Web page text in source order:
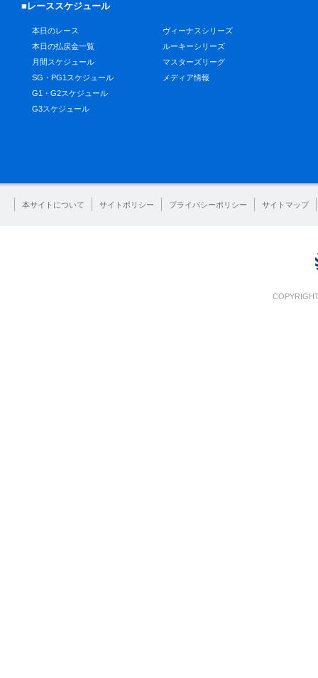
■レーススケジュール
本日のレース
本日の払戻金一覧
月間スケジュール
SG・PG1スケジュール
G1・G2スケジュール
G3スケジュール
ヴィーナスシリーズ
ルーキーシリーズ
マスターズリーグ
メディア情報
本サイトについて サイトポリシー プライバシーポリシー サイトマップ